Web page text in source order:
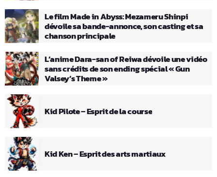
Le film Made in Abyss: Mezameru Shinpi
dévoile sa bande-annonce, son casting et sa
chanson principale
L’anime Dara-san of Reiwa dévoile une vidéo
sans crédits de son ending spécial « Gun
Valsey’s Theme »
Kid Pilote – Esprit de la course
Kid Ken – Esprit des arts martiaux